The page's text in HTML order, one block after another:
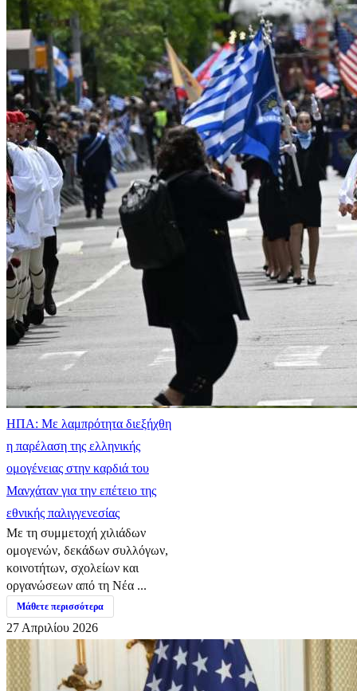
ΗΠΑ: Με λαμπρότητα διεξήχθη
η παρέλαση της ελληνικής
ομογένειας στην καρδιά του
Μανχάταν για την επέτειο της
εθνικής παλιγγενεσίας
Με τη συμμετοχή χιλιάδων
ομογενών, δεκάδων συλλόγων,
κοινοτήτων, σχολείων και
οργανώσεων από τη Νέα ...
Μάθετε περισσότερα
27 Απριλίου 2026